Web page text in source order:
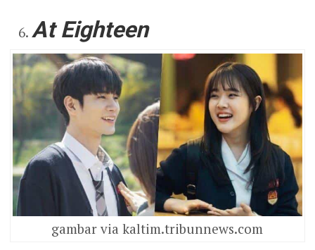
At Eighteen
gambar via kaltim.tribunnews.com